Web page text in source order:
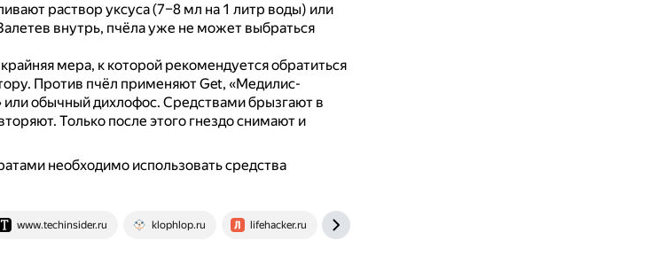
раствор уксуса (7–8 мл на 1 литр воды) или
внутрь, пчёла уже не может выбраться
мера, к которой рекомендуется обратиться
Против пчёл применяют Get, «Медилис-
обычный дихлофос. Средствами брызгают в
Только после этого гнездо снимают и
необходимо использовать средства
www.techinsider.ru klophlop.ru lifehacker.ru